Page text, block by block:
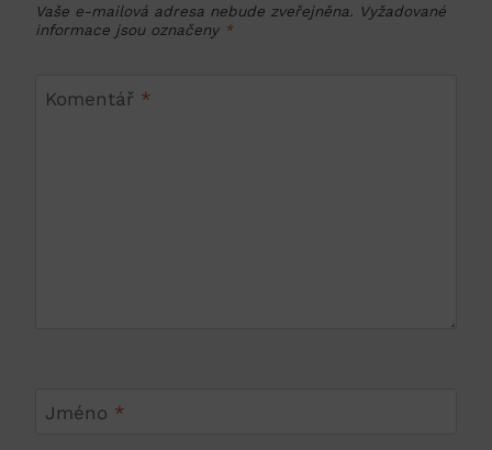
Vaše e-mailová adresa nebude zveřejněna. Vyžadované
informace jsou označeny *
Komentář *
Jméno *